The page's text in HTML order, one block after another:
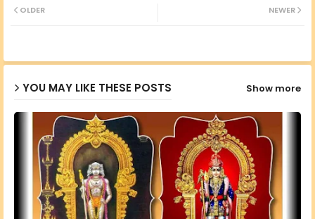
ap
NEWER
OLDER
YOU MAY LIKE THESE POSTS Show more